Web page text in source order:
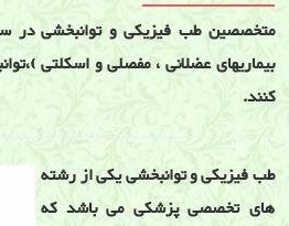
متخصصین طب فیزیکی و توانبخشی در
بیماریهای عضلانی ، مفصلی و اسکلتی
کنند.
طب فیزیکی و توانبخشی یکی از رشته
های تخصصی پزشکی می باشد که